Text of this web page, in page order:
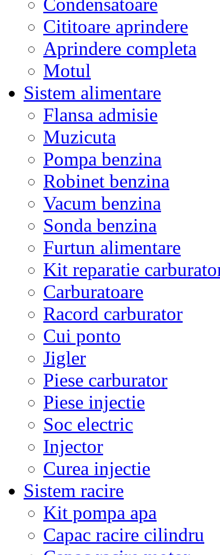
Cititoare aprindere
Aprindere completa
Motul
Sistem alimentare
Flansa admisie
Muzicuta
Pompa benzina
Robinet benzina
Vacum benzina
Sonda benzina
Furtun alimentare
Kit reparatie
Carburatoare
Racord carburator
Cui ponto
Jigler
Piese carburator
Piese injectie
Soc electric
Injector
Curea injectie
Sistem racire
Kit pompa apa
Capac racire cilindru